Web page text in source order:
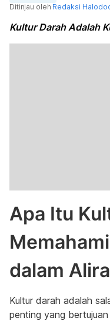
Ditinjau oleh Redaksi
Kultur Darah Adalah
Apa Itu
dalam
Kultur darah adalah
penting yang